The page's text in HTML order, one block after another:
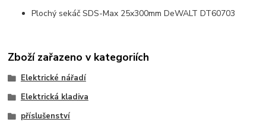
Plochý sekáč SDS-Max 25x300mm DeWALT DT60703
Zboží zařazeno v kategoriích
Elektrické nářadí
Elektrická kladiva
příslušenství